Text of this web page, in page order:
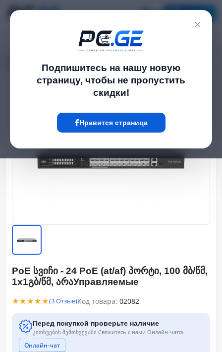
×
Подпишитесь на нашу новую
страницу, чтобы не пропустить
скидки!
Нравится страница
PoE სვიჩი - 24 PoE (at/af) პორტი, 100 მბ/წმ, 1x1გბ/წმ, არაУправляемые
PoE სვიჩი - 24 PoE (at/af) პორტი, 100 მბ/წმ,
1x1გბ/წმ, არაУправляемые
★★★★★(3 Отзыв)Код товара: 02082
Перед покупкой проверьте наличие
კითხვების შემთხვევაში Свяжитесь с нами Онлайн-чатთ
Онлайн-чат